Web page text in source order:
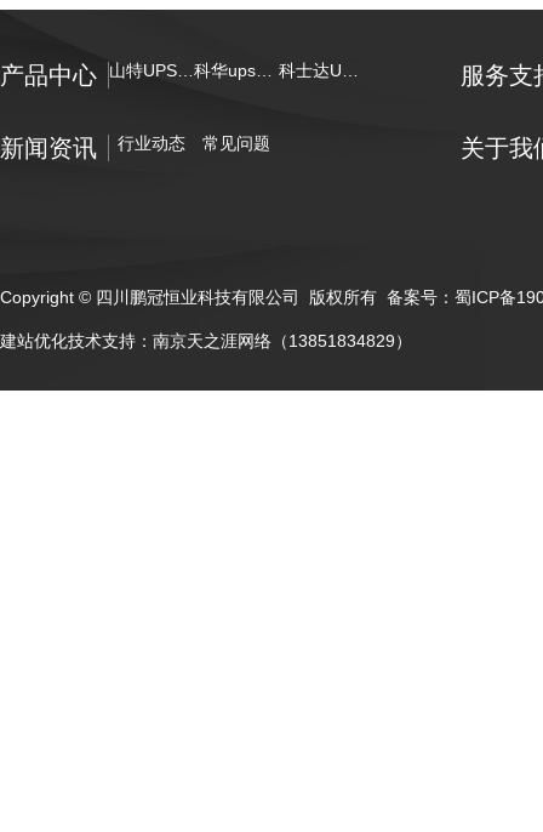
产品中心 山特UPS电源 科华ups电源 科士达UPS电源 服务支
新闻资讯 行业动态 常见问题 关于我
Copyright © 四川鹏冠恒业科技有限公司 版权所有 备案号： 蜀ICP备
建站优化技术支持： 南京天之涯网络（13851834829）